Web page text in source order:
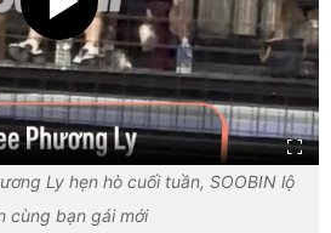
Ly hẹn hò cuối tuần, SOOBIN lộ
cùng bạn gái mới